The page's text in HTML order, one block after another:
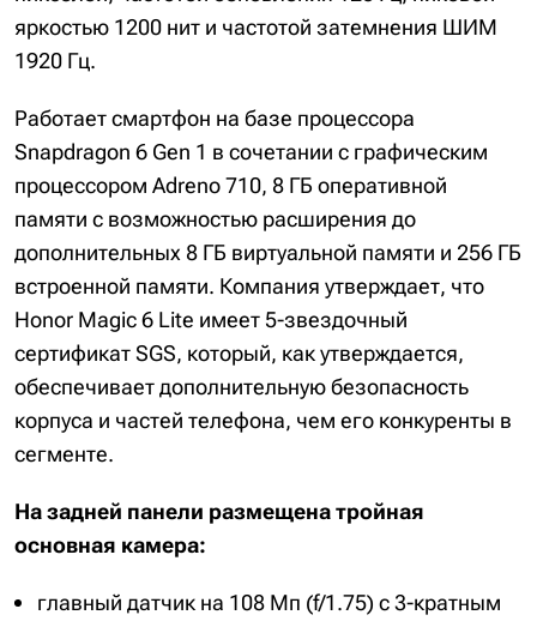
яркостью 1200 нит и частотой затемнения ШИМ
1920 Гц.
Работает смартфон на базе процессора
Snapdragon 6 Gen 1 в сочетании с графическим
процессором Adreno 710, 8 ГБ оперативной
памяти с возможностью расширения до
дополнительных 8 ГБ виртуальной памяти и 256 ГБ
встроенной памяти. Компания утверждает, что
Honor Magic 6 Lite имеет 5-звездочный
сертификат SGS, который, как утверждается,
обеспечивает дополнительную безопасность
корпуса и частей телефона, чем его конкуренты в
сегменте.
На задней панели размещена тройная
основная камера:
главный датчик на 108 Мп (f/1.75) с 3-кратным